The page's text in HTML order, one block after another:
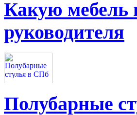
Какую мебель
руководителя
Полубарные